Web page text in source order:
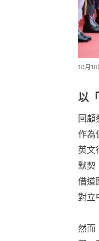
10月10
以
回顧
作為
英文
默契
借道
對立
然而